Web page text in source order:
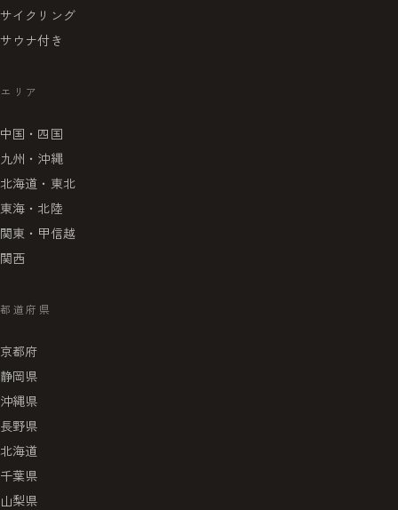
サイクリング
サウナ付き
エリア
中国・四国
九州・沖縄
北海道・東北
東海・北陸
関東・甲信越
関西
都道府県
京都府
静岡県
沖縄県
長野県
北海道
千葉県
山梨県